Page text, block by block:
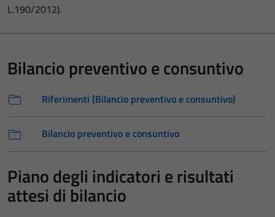
L.190/2012).
Bilancio preventivo e consuntivo
Riferimenti (Bilancio preventivo e consuntivo)
Bilancio preventivo e consuntivo
Piano degli indicatori e risultati
attesi di bilancio